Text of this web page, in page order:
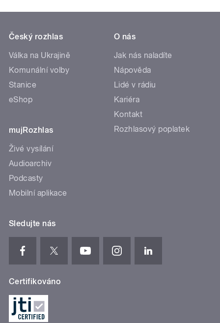
Český rozhlas
Válka na Ukrajině
Komunální volby
Stanice
eShop
mujRozhlas
Živé vysílání
Audioarchiv
Podcasty
Mobilní aplikace
O nás
Jak nás naladíte
Nápověda
Lidé v rádiu
Kariéra
Kontakt
Rozhlasový poplatek
Sledujte nás
Certifikováno